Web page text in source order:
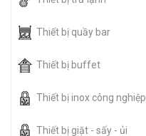
Thiết bị quầy bar
Thiết bị buffet
Thiết bị inox công nghiệp
Thiết bị giặt - sấy - ủi